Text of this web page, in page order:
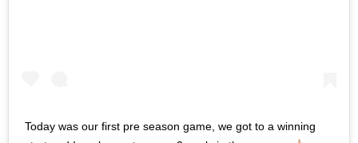
Today was our first pre season game, we got to a winning